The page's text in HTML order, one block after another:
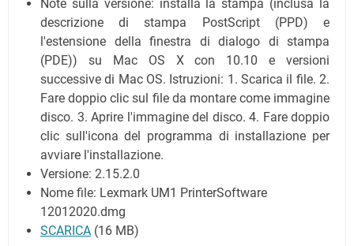
Note sulla versione: installa la stampa (inclusa la
descrizione di stampa PostScript (PPD) e
l'estensione della finestra di dialogo di stampa
(PDE)) su Mac OS X con 10.10 e versioni
successive di Mac OS. Istruzioni: 1. Scarica il file. 2.
Fare doppio clic sul file da montare come immagine
disco. 3. Aprire l'immagine del disco. 4. Fare doppio
clic sull'icona del programma di installazione per
avviare l'installazione.
Versione: 2.15.2.0
Nome file: Lexmark UM1 PrinterSoftware
12012020.dmg
SCARICA (16 MB)